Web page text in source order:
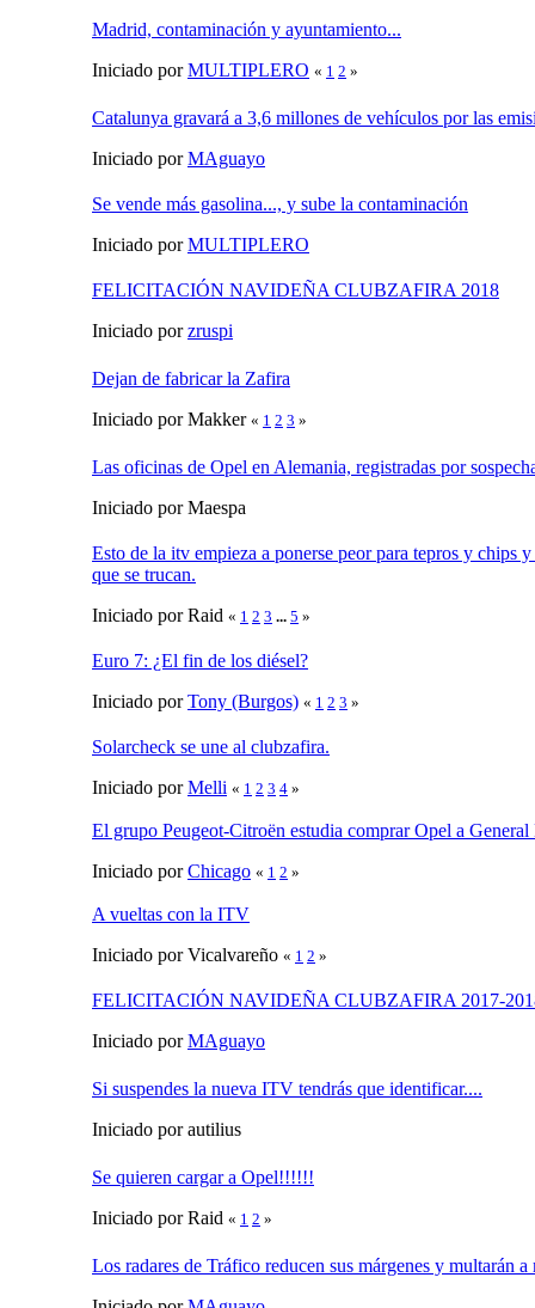
Madrid, contaminación y ayuntamiento...
Iniciado porMULTIPLERO « 1 2 »
Catalunya gravará a 3,6 millones de vehículos por las
Iniciado porMAguayo
Se vende más gasolina..., y sube la contaminación
Iniciado porMULTIPLERO
FELICITACIÓN NAVIDEÑA CLUBZAFIRA 2018
Iniciado porzruspi
Dejan de fabricar la Zafira
Iniciado por Makker « 1 2 3 »
Las oficinas de Opel en Alemania, registradas por
Iniciado por Maespa
Esto de la itv empieza a ponerse peor para tepros y chips y
que se trucan.
Iniciado por Raid « 1 2 3 ... 5 »
Euro 7: ¿El fin de los diésel?
Iniciado porTony (Burgos) « 1 2 3 »
Solarcheck se une al clubzafira.
Iniciado porMelli « 1 2 3 4 »
El grupo Peugeot-Citroën estudia comprar Opel a
Iniciado porChicago « 1 2 »
A vueltas con la ITV
Iniciado por Vicalvareño « 1 2 »
FELICITACIÓN NAVIDEÑA CLUBZAFIRA 2017-
Iniciado porMAguayo
Si suspendes la nueva ITV tendrás que identificar....
Iniciado por autilius
Se quieren cargar a Opel!!!!!!
Iniciado por Raid « 1 2 »
Los radares de Tráfico reducen sus márgenes y multarán